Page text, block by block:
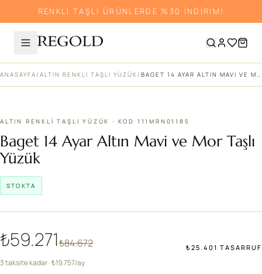
RENKLİ TAŞLI ÜRÜNLERDE %30 İNDİRİM!
ANASAYFA/ ALTIN RENKLI TAŞLI YÜZÜK/ BAGET 14 AYAR ALTIN MAVI VE MOR TAŞLI YÜZÜK
ALTIN RENKLI TAŞLI YÜZÜK · KOD 111MRN01185
Baget 14 Ayar Altın Mavi ve Mor Taşlı
Yüzük
STOKTA
₺59.271₺84.672 ₺25.401 TASARRUF
3 taksite kadar · ₺19.757/ay